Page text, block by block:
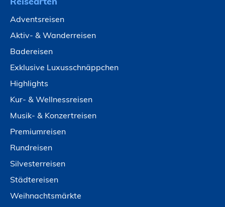
Adventsreisen
Aktiv- & Wanderreisen
Badereisen
Exklusive Luxusschnäppchen
Highlights
Kur- & Wellnessreisen
Musik- & Konzertreisen
Premiumreisen
Rundreisen
Silvesterreisen
Städtereisen
Weihnachtsmärkte